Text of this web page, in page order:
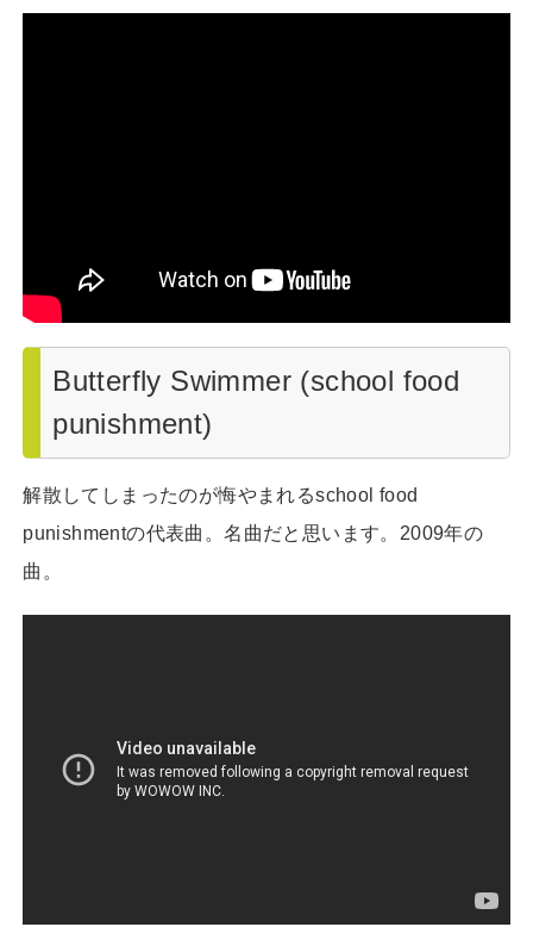
Butterfly Swimmer (school food
punishment)
解散してしまったのが悔やまれるschool food
punishmentの代表曲。名曲だと思います。2009年の
曲。